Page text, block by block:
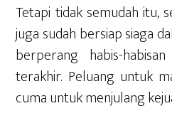
Tetapi tidak semudah itu,
juga sudah bersiap siaga
berperang habis-
terakhir. Peluang untuk
cuma untuk menjulang